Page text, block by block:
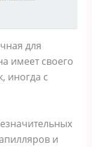
для
имеет своего
иногда с
и